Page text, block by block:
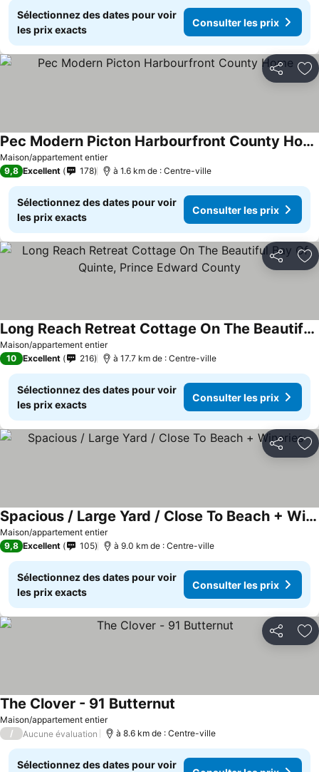
Sélectionnez des dates pour voir
les prix exacts
Consulter les prix
Partager
Maison/appartement entier
Pec Modern Picton Harbourfront County Home
9,8 Excellent 178 à 1.6 km de : Centre-ville
Sélectionnez des dates pour voir
les prix exacts
Consulter les prix
Partager
Maison/appartement entier
Long Reach Retreat Cottage On The Beautiful Bay Of Quinte, Prince Edward County
10 Excellent 216 à 17.7 km de : Centre-ville
Sélectionnez des dates pour voir
les prix exacts
Consulter les prix
Partager
Maison/appartement entier
Spacious / Large Yard / Close To Beach + Wineries
9,8 Excellent 105 à 9.0 km de : Centre-ville
Sélectionnez des dates pour voir
les prix exacts
Consulter les prix
Partager
Maison/appartement entier
The Clover - 91 Butternut
/ Aucune évaluation à 8.6 km de : Centre-ville
Sélectionnez des dates pour voir